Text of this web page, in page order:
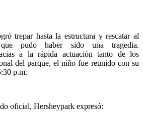
trepar hasta la estructura y rescatar al
pudo haber sido una tragedia.
a la rápida actuación tanto de los
del parque, el niño fue reunido con su
p.m.
oficial, Hersheypark expresó: